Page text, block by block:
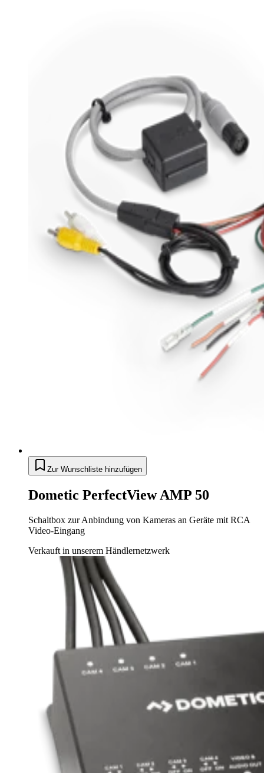
Zur Wunschliste hinzufügen
Dometic PerfectView AMP 50
Schaltbox zur Anbindung von Kameras an Geräte mit RCA
Video-Eingang
Verkauft in unserem Händlernetzwerk